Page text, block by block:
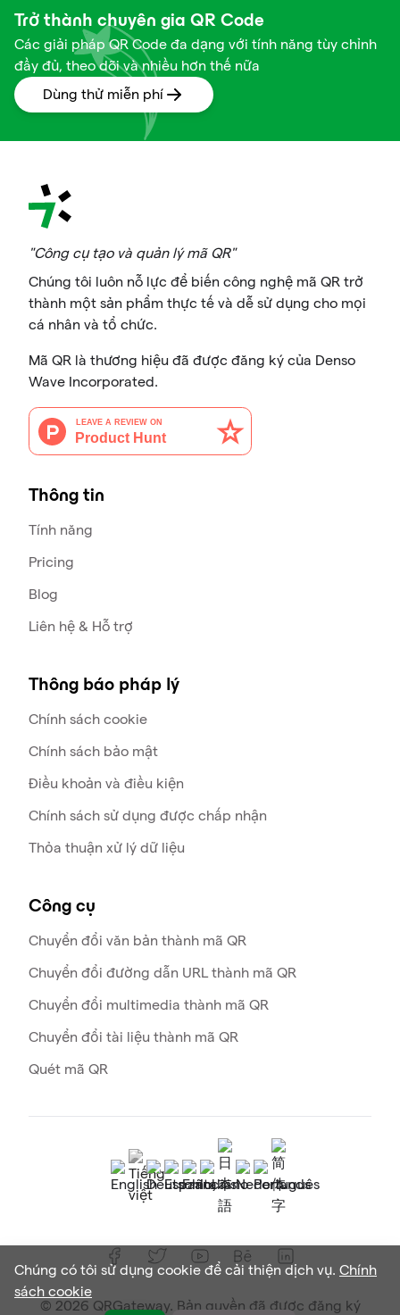
Trở thành chuyên gia QR Code
Các giải pháp QR Code đa dạng với tính năng tùy chỉnh
đầy đủ, theo dõi và nhiều hơn thế nữa
Dùng thử miễn phí
"Công cụ tạo và quản lý mã QR"
Chúng tôi luôn nỗ lực để biến công nghệ mã QR trở
thành một sản phẩm thực tế và dễ sử dụng cho mọi
cá nhân và tổ chức.
Mã QR là thương hiệu đã được đăng ký của Denso
Wave Incorporated.
Thông tin
Tính năng
Pricing
Blog
Liên hệ & Hỗ trợ
Thông báo pháp lý
Chính sách cookie
Chính sách bảo mật
Điều khoản và điều kiện
Chính sách sử dụng được chấp nhận
Thỏa thuận xử lý dữ liệu
Công cụ
Chuyển đổi văn bản thành mã QR
Chuyển đổi đường dẫn URL thành mã QR
Chuyển đổi multimedia thành mã QR
Chuyển đổi tài liệu thành mã QR
Quét mã QR
© 2026 QRGateway. Bản quyền đã được đăng ký
Chúng có tôi sử dụng cookie để cải thiện dịch vụ. Chính
sách cookie